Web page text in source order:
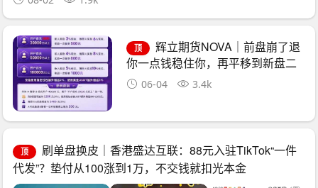
顶
辉立期货NOVA｜前盘崩了退
你一点钱稳住你，再平移到新盘二
次收割——诈骗团伙的“平移换壳流
水线”已跑了三次
06-04 3.4k
顶
刷单盘换皮｜香港盛达互联：88元入驻TikTok“一件
代发”？垫付从100涨到1万，不交钱就扣光本金